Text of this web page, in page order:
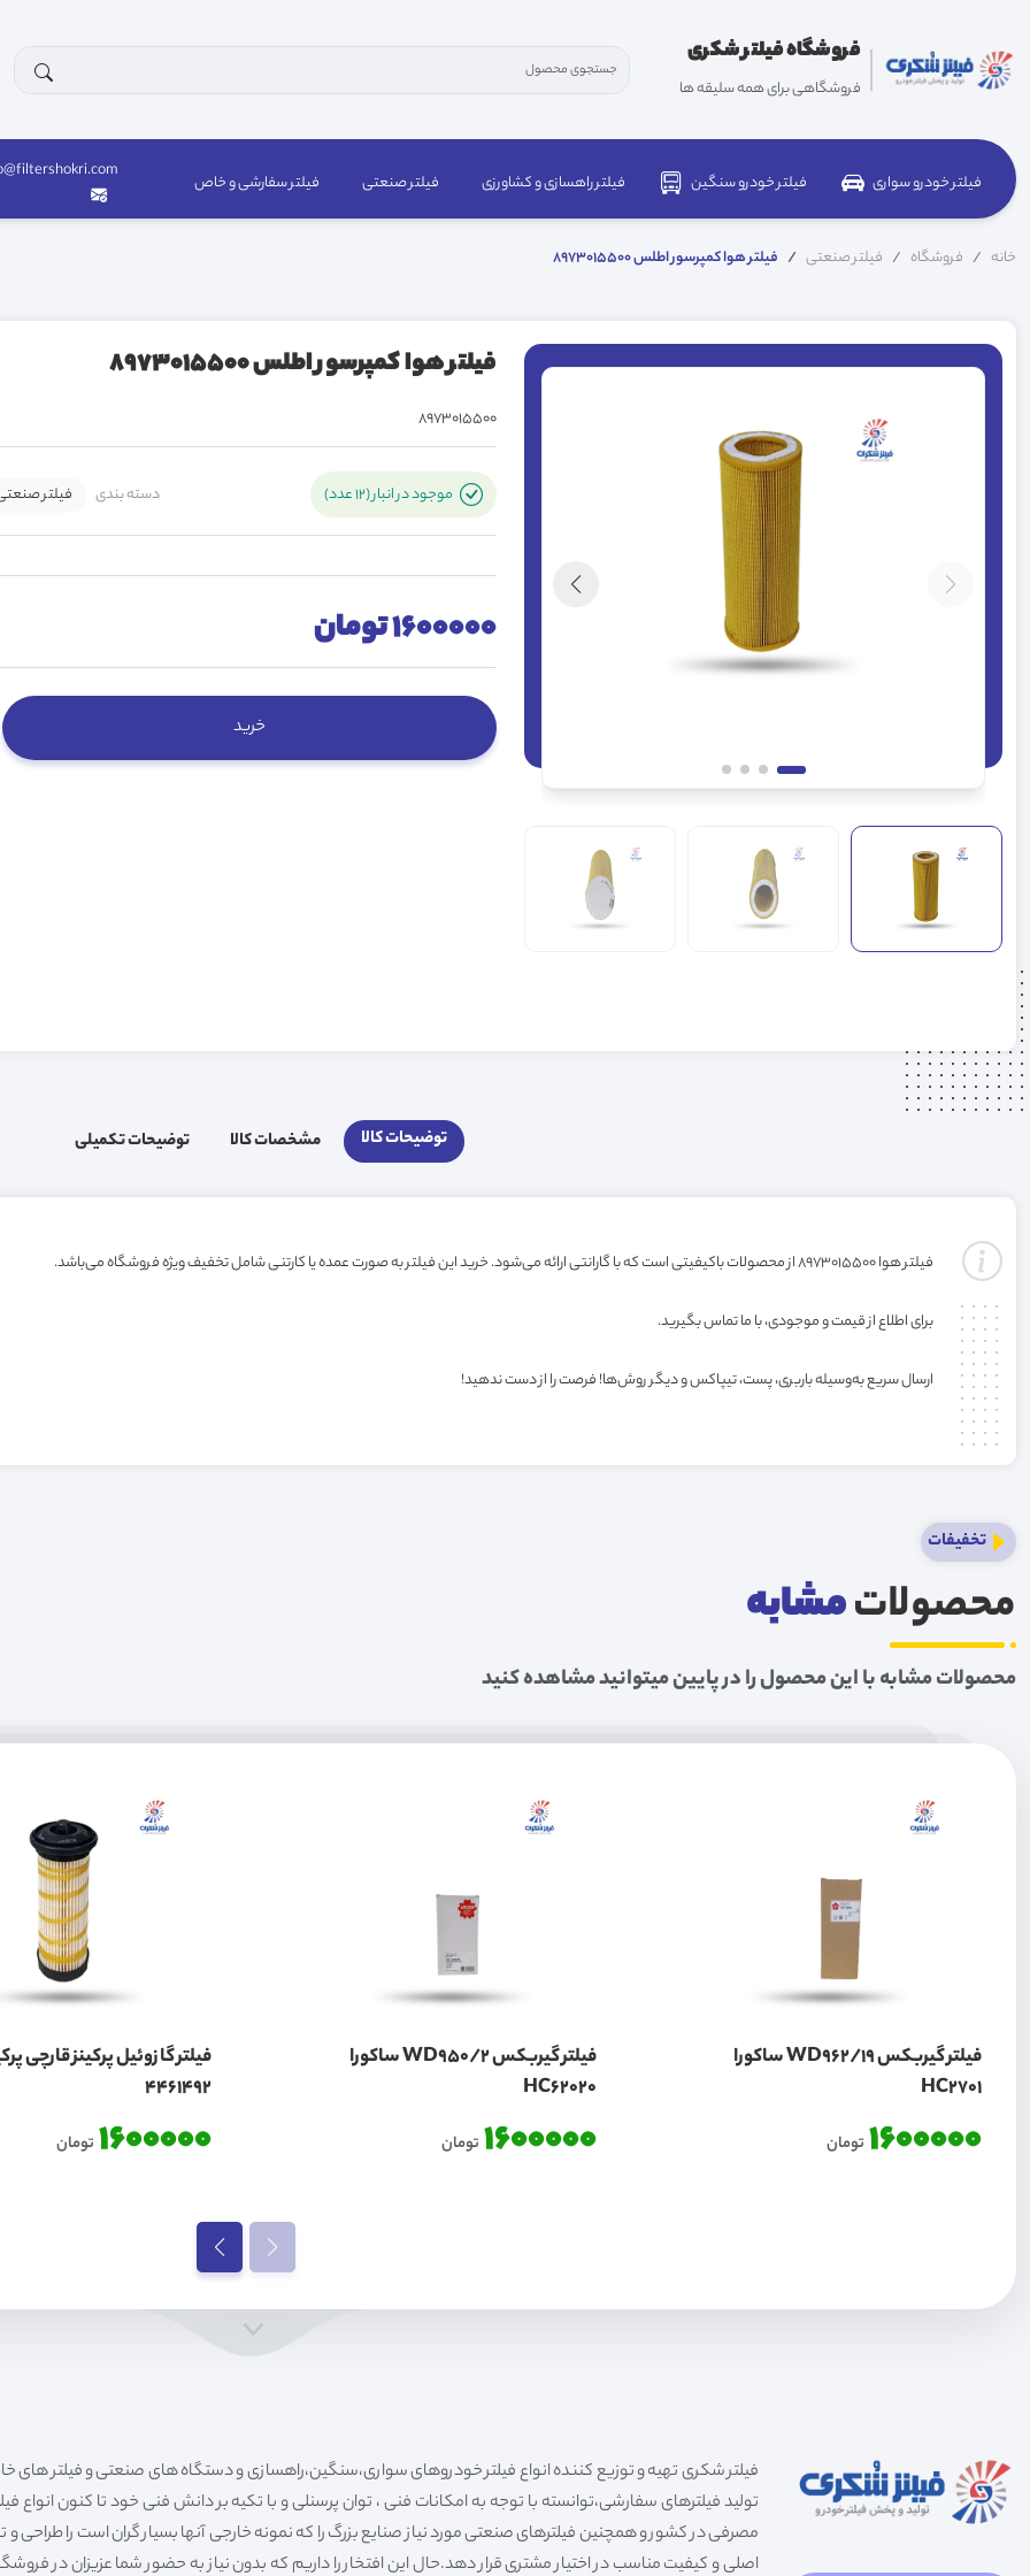
فروشگاه فیلتر شکری
فروشگاهی برای همه سلیقه ها
فیلتر خودرو سواری فیلتر خودرو سنگین فیلتر راهسازی و کشاورزی فیلتر صنعتی فیلتر سفارشی و خاص
خانه فروشگاه فیلتر صنعتی فیلتر هوا کمپرسور اطلس 8973015500
فیلتر هوا کمپرسور اطلس 8973015500
8973015500
موجود در انبار (12 عدد) دسته بندی فیلتر
1600000 تومان
توضیحات کالا مشخصات کالا توضیحات تکمیلی
فیلتر هوا 8973015500 از محصولات باکیفیتی است که با گارانتی ارائه می‌شود. خرید این فیلتر به صورت عمده یا کارتنی شامل تخفیف ویژه فروشگاه می‌باشد.
برای اطلاع از قیمت و موجودی، با ما تماس بگیرید.
ارسال سریع به‌وسیله باربری، پست، تیپاکس و دیگر روش‌ها! فرصت را از دست ندهید!
تخفیفات
محصولاتمشابه
محصولات مشابه با این محصول را در پایین میتوانید مشاهده کنید
فیلتر گیربکس WD962/19 ساکورا
HC2701
1600000 تومان
فیلتر گیربکس WD950/2 ساکورا
HC62020
1600000 تومان
فیلتر گازوئیل پرکینز قارچی
4461492
1600000 تومان
تولید فیلترهای سفارشی،توانسته با توجه به امکانات فنی ، توان پرسنلی و با تکیه بر دانش فنی خود تا کنون انواع
مصرفی در کشور و همچنین فیلترهای صنعتی مورد نیاز صنایع بزرگ را که نمونه خارجی آنها بسیار گران است را طراحی و
اصلی و کیفیت مناسب در اختیار مشتری قرار دهد.حال این افتخار را داریم که بدون نیاز به حضور شما عزیزان در